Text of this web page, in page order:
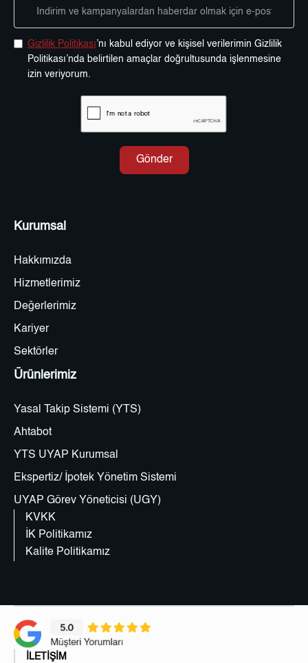
Gizlilik Politikası’nı kabul ediyor ve kişisel verilerimin Gizlilik
Politikası’nda belirtilen amaçlar doğrultusunda işlenmesine
izin veriyorum.
Kurumsal
Hakkımızda
Hizmetlerimiz
Değerlerimiz
Kariyer
Sektörler
Ürünlerimiz
Yasal Takip Sistemi (YTS)
Ahtabot
YTS UYAP Kurumsal
Ekspertiz/ İpotek Yönetim Sistemi
UYAP Görev Yöneticisi (UGY)
KVKK
İK Politikamız
Kalite Politikamız
İLETİŞİM